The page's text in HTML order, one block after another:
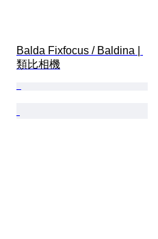
Balda Fixfocus / Baldina |
類比相機